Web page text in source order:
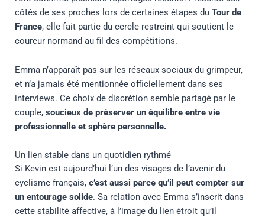
côtés de ses proches lors de certaines étapes du Tour de
France, elle fait partie du cercle restreint qui soutient le
coureur normand au fil des compétitions.
Emma n’apparaît pas sur les réseaux sociaux du grimpeur,
et n’a jamais été mentionnée officiellement dans ses
interviews. Ce choix de discrétion semble partagé par le
couple, soucieux de préserver un équilibre entre vie
professionnelle et sphère personnelle.
Un lien stable dans un quotidien rythmé
Si Kevin est aujourd’hui l’un des visages de l’avenir du
cyclisme français, c’est aussi parce qu’il peut compter sur
un entourage solide. Sa relation avec Emma s’inscrit dans
cette stabilité affective, à l’image du lien étroit qu’il